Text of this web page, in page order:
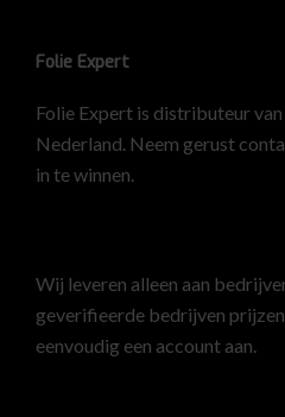
Folie Expert
Folie Expert is distributeur
Nederland. Neem gerust
in te winnen.
Wij leveren alleen aan
geverifieerde bedrijven
eenvoudig een account aan.